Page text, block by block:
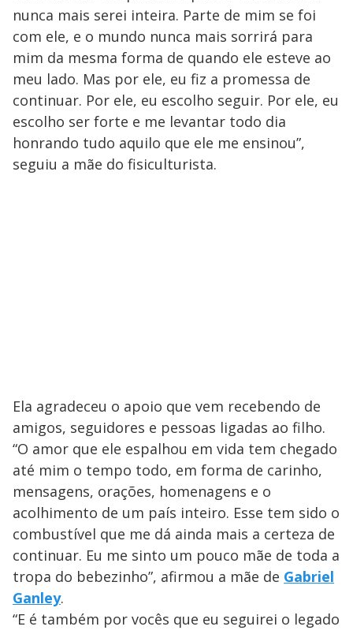
nunca mais serei inteira. Parte de mim se foi
com ele, e o mundo nunca mais sorrirá para
mim da mesma forma de quando ele esteve ao
meu lado. Mas por ele, eu fiz a promessa de
continuar. Por ele, eu escolho seguir. Por ele, eu
escolho ser forte e me levantar todo dia
honrando tudo aquilo que ele me ensinou”,
seguiu a mãe do fisiculturista.
Ela agradeceu o apoio que vem recebendo de
amigos, seguidores e pessoas ligadas ao filho.
“O amor que ele espalhou em vida tem chegado
até mim o tempo todo, em forma de carinho,
mensagens, orações, homenagens e o
acolhimento de um país inteiro. Esse tem sido o
combustível que me dá ainda mais a certeza de
continuar. Eu me sinto um pouco mãe de toda a
tropa do bebezinho”, afirmou a mãe de Gabriel
Ganley.
“E é também por vocês que eu seguirei o legado